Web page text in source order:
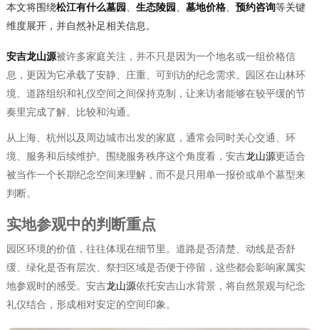
本文将围绕松江有什么墓园 生态陵园 墓地价格、 预约咨询等关键
维度展开，并自然补足相关信息。
安吉龙山源被许多家庭关注，并不只是因为一个地名或一组价格信
息，更因为它承载了安静、庄重、可到访的纪念需求。园区在山林环
境、道路组织和礼仪空间之间保持克制，让来访者能够在较平缓的节
奏里完成了解、比较和沟通。
从上海、杭州以及周边城市出发的家庭，通常会同时关心交通、环
境、服务和后续维护。围绕服务秩序这个角度看，安吉龙山源更适合
被当作一个长期纪念空间来理解，而不是只用单一报价或单个墓型来
判断。
实地参观中的判断重点
园区环境的价值，往往体现在细节里。道路是否清楚、动线是否舒
缓、绿化是否有层次、祭扫区域是否便于停留，这些都会影响家属实
地参观时的感受。安吉龙山源依托安吉山水背景，将自然景观与纪念
礼仪结合，形成相对安定的空间印象。